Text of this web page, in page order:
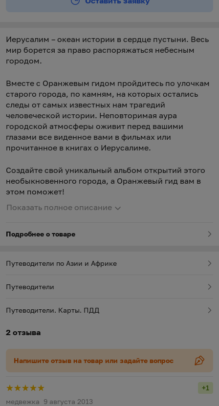
Иерусалим – океан истории в сердце пустыни. Весь
мир борется за право распоряжаться небесным
городом.
Вместе с Оранжевым гидом пройдитесь по улочкам
старого города, по камням, на которых остались
следы от самых известных нам трагедий
человеческой истории. Неповторимая аура
городской атмосферы оживит перед вашими
глазами все виденное вами в фильмах или
прочитанное в книгах о Иерусалиме.
Создайте свой уникальный альбом открытий этого
необыкновенного города, а Оранжевый гид вам в
этом поможет!
Показать полное описание
Подробнее о товаре
Путеводители по Азии и Африке
Путеводители
Путеводители. Карты. ПДД
2 отзыва
Напишите отзыв на товар или задайте вопрос
+1
медвежка 9 августа 2013